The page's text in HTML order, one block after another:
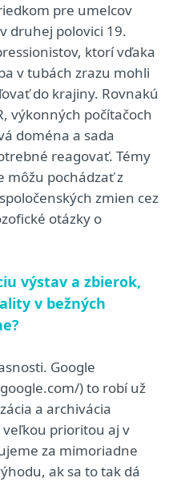
pre umelcov
druhej polovici 19.
ktorí vďaka
v tubách zrazu mohli
do krajiny. Rovnakú
výkonných počítačoch
doména a sada
reagovať. Témy
môžu pochádzať z
zmien cez
otázky o
výstav a zbierok,
v bežných
Google
) to robí už
a archivácia
prioritou aj v
za mimoriadne
ak sa to tak dá